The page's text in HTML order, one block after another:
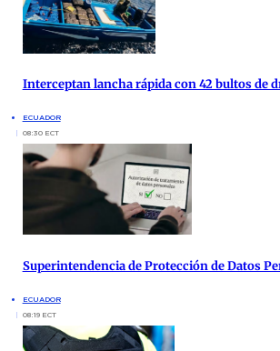
Interceptan lancha rápida con 42 bultos de
ECUADOR
08:30 ECT
Superintendencia de Protección de Datos
ECUADOR
08:19 ECT